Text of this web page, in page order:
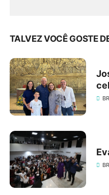
TALVEZ VOCÊ GOSTE